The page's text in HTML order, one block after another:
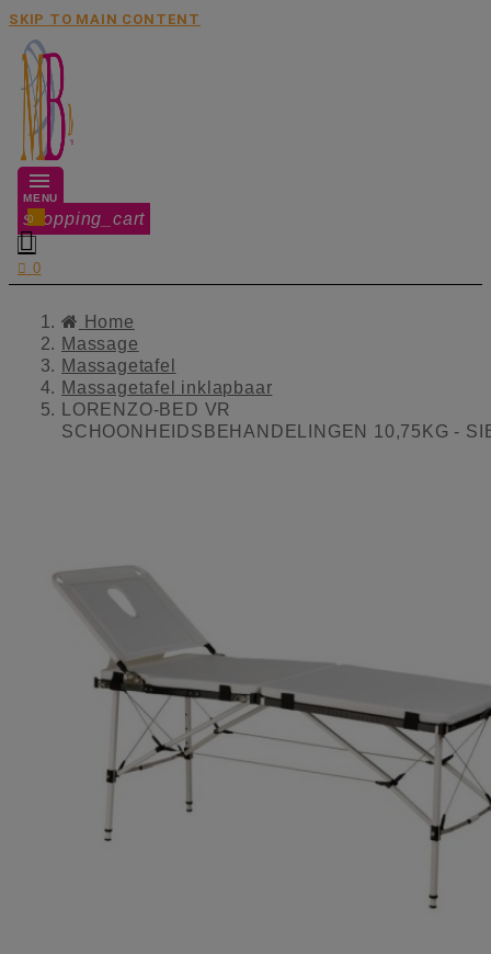
SKIP TO MAIN CONTENT
MENU
shopping_cart
0

 0
Home
Massage
Massagetafel
Massagetafel inklapbaar
LORENZO-BED VR
SCHOONHEIDSBEHANDELINGEN 10,75KG -